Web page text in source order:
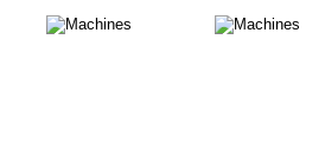
Cinema
Favorites:
Projekt:
Antarktis